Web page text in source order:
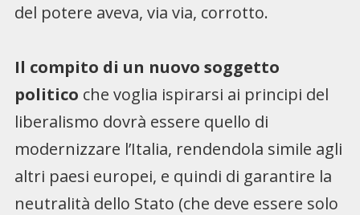
del potere aveva, via via, corrotto.
Il compito di un nuovo soggetto
politico che voglia ispirarsi ai principi del
liberalismo dovrà essere quello di
modernizzare l’Italia, rendendola simile agli
altri paesi europei, e quindi di garantire la
neutralità dello Stato (che deve essere solo